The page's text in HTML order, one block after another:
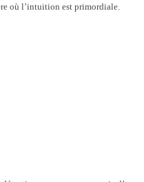
où l’intuition est primordiale.